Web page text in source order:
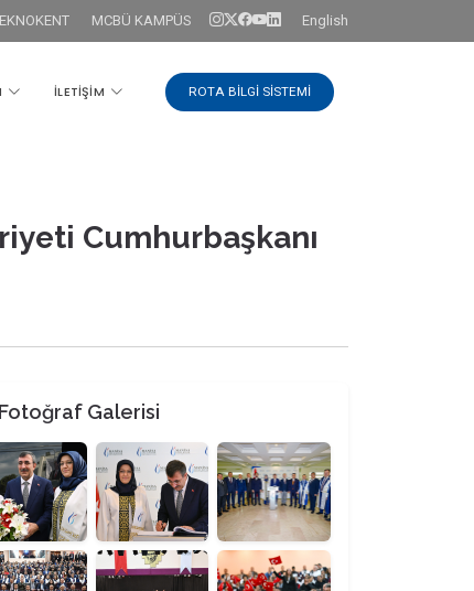
MCBÜ KAMPÜS English
İLETİŞİM ROTA BİLGİ SİSTEMİ
Cumhurbaşkanı
Galerisi